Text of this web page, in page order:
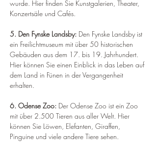
wurde. Hier finden Sie Kunstgalerien, Theater,
Konzertsäle und Cafés.
5. Den Fynske Landsby: Den Fynske Landsby ist
ein Freilichtmuseum mit über 50 historischen
Gebäuden aus dem 17. bis 19. Jahrhundert.
Hier können Sie einen Einblick in das Leben auf
dem Land in Fünen in der Vergangenheit
erhalten.
6. Odense Zoo: Der Odense Zoo ist ein Zoo
mit über 2.500 Tieren aus aller Welt. Hier
können Sie Löwen, Elefanten, Giraffen,
Pinguine und viele andere Tiere sehen.